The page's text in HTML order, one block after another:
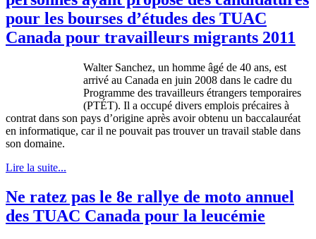
pour les bourses d’études des TUAC
Canada pour travailleurs migrants 2011
Walter Sanchez, un homme âgé de 40 ans, est
arrivé au Canada en juin 2008 dans le cadre du
Programme des travailleurs étrangers temporaires
(PTÉT). Il a occupé divers emplois précaires à
contrat dans son pays d’origine après avoir obtenu un baccalauréat
en informatique, caril ne pouvait pas trouverun travail stable dans
son domaine.
Lire la suite...
Ne ratez pas le 8e rallye de moto annuel
des TUAC Canada pour la leucémie